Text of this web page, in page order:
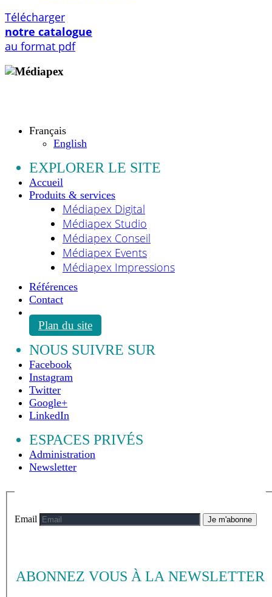
Télécharger
notre catalogue
au format pdf
Français
English
EXPLORER LE SITE
Accueil
Produits & services
Médiapex Digital
Médiapex Studio
Médiapex Conseil
Médiapex Events
Médiapex Impressions
Références
Contact
Plan du site
NOUS SUIVRE SUR
Facebook
Instagram
Twitter
Google+
LinkedIn
ESPACES PRIVÉS
Administration
Newsletter
ABONNEZ VOUS À LA NEWSLETTER
Email Je m'abonne